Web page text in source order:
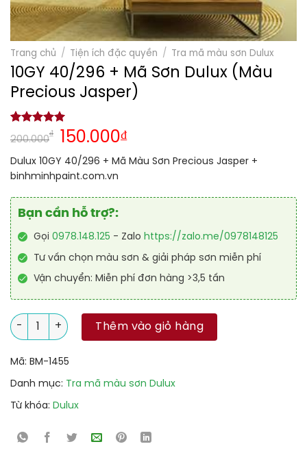
Trang chủ / Tiện ích đặc quyền / Tra mã màu sơn Dulux
10GY 40/296 + Mã Sơn Dulux (Màu
Precious Jasper)
5.00 trên 5
dựa trên
1
đánh giá
200.000
₫ 150.000₫
Dulux 10GY 40/296 + Mã Màu Sơn Precious Jasper +
binhminhpaint.com.vn
Bạn cần hỗ trợ?:
Gọi 0978.148.125 - Zalo https://zalo.me/0978148125
Tư vấn chọn màu sơn & giải pháp sơn miễn phí
Vận chuyển: Miễn phí đơn hàng >3,5 tấn
10GY 40/296 + Mã Sơn Dulux (Màu Precious Jasper) số lượng
Thêm vào giỏ hàng
Mã: BM-1455
Danh mục: Tra mã màu sơn Dulux
Từ khóa: Dulux